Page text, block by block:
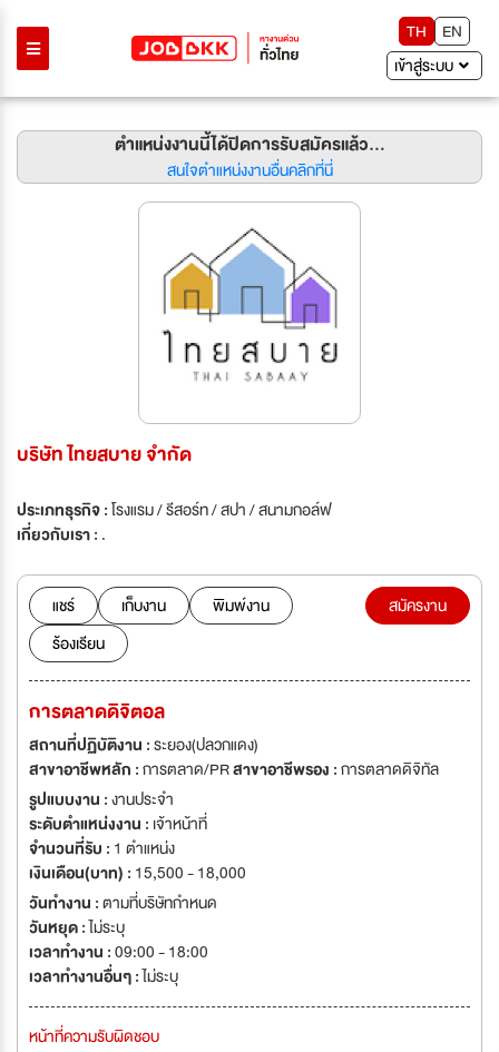
TH
EN
เข้าสู่ระบบ
ตำแหน่งงานนี้ได้ปิดการรับสมัครแล้ว...
สนใจตำแหน่งงานอื่นคลิกที่นี่
บริษัท ไทยสบาย จำกัด
ประเภทธุรกิจ :โรงแรม / รีสอร์ท / สปา / สนามกอล์ฟ
เกี่ยวกับเรา : .
แชร์ เก็บงาน
พิมพ์งาน
ร้องเรียน
สมัครงาน
การตลาดดิจิตอล
สถานที่ปฏิบัติงาน :ระยอง(ปลวกแดง)
สาขาอาชีพหลัก :การตลาด/PRสาขาอาชีพรอง :การตลาดดิจิทัล
รูปแบบงาน :งานประจำ
ระดับตำแหน่งงาน : เจ้าหน้าที่
จำนวนที่รับ : 1 ตำแหน่ง
เงินเดือน(บาท) : 15,500 - 18,000
วันทำงาน :ตามที่บริษัทกำหนด
วันหยุด :ไม่ระบุ
เวลาทำงาน :09:00 - 18:00
เวลาทำงานอื่นๆ :ไม่ระบุ
หน้าที่ความรับผิดชอบ